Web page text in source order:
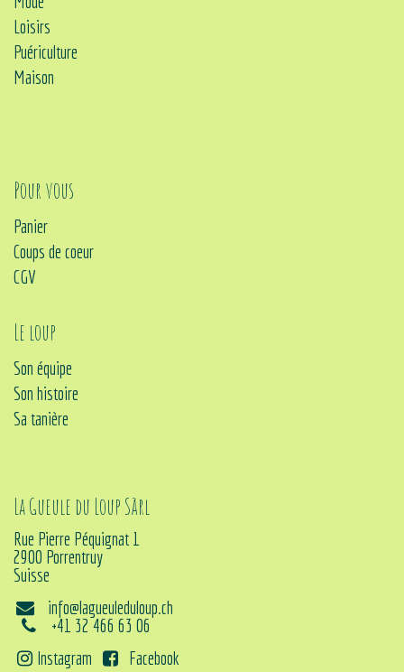
Loisirs
Puériculture
Maison
Pour vous
Panier
Coups de coeur
CGV
Le loup
Son équipe
Son histoire
Sa tanière
La Gueule du Loup Sàrl
Rue Pierre Péquignat 1
2900 Porrentruy
Suisse
info@lagueuleduloup.ch
+41 32 466 63 06
Instagram
Facebook